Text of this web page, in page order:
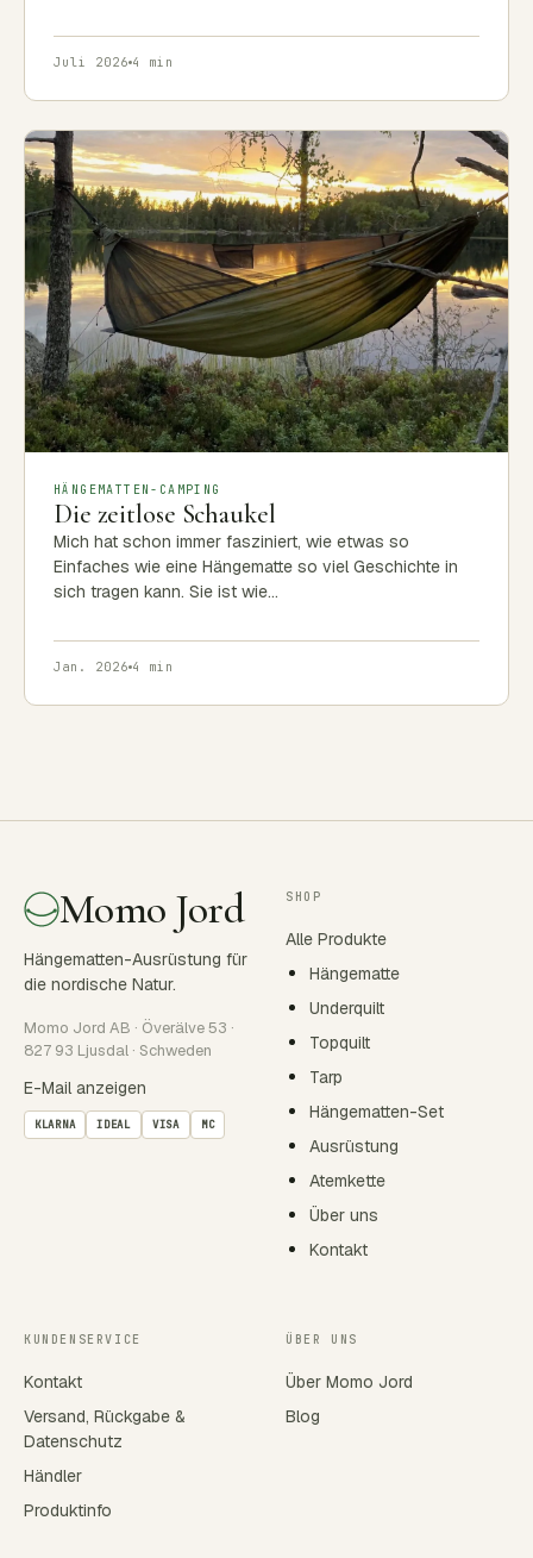
Juli 2026 4 min
HÄNGEMATTEN-CAMPING
Die zeitlose Schaukel
Mich hat schon immer fasziniert, wie etwas so
Einfaches wie eine Hängematte so viel Geschichte in
sich tragen kann. Sie ist wie…
Jan. 2026 4 min
Momo Jord
Hängematten-Ausrüstung für
die nordische Natur.
Momo Jord AB · Överälve 53 ·
827 93 Ljusdal · Schweden
E-Mail anzeigen
KLARNA IDEAL VISA MC
SHOP
Alle Produkte
Hängematte
Underquilt
Topquilt
Tarp
Hängematten-Set
Ausrüstung
Atemkette
Über uns
Kontakt
KUNDENSERVICE
Kontakt
Versand, Rückgabe &
Datenschutz
Händler
Produktinfo
ÜBER UNS
Über Momo Jord
Blog